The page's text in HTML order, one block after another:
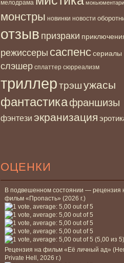
мелодрама мокьюментари
монстры новинки новости
отзыв призраки
режиссеры саспенссериалы
слэшер сплаттер сюрреализм
триллертрэшужасы
фантастикафраншизы
фэнтези экранизация
ОЦЕНКИ
В подвешенном состоянии — рецензия
фильм «Пропасть» (2026 г.)
(5,00 из 5)
Рецензия на фильм «Её личный ад»
Private Hell, 2026 г.)